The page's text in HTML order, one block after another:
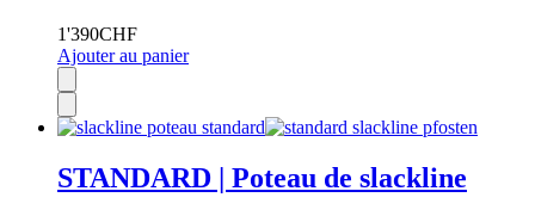
1'390CHF
Ajouter au panier
STANDARD | Poteau de slackline